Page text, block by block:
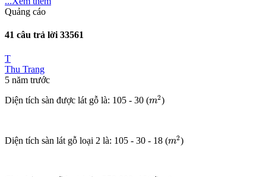
Quảng cáo
41 câu trả lời 33561
T
Thu Trang
5 năm trước
Diện tích sàn được lát gỗ là: 105 - 30 (m2
2)
Diện tích sàn lát gỗ loại 2 là: 105 - 30 - 18 (m2
2)